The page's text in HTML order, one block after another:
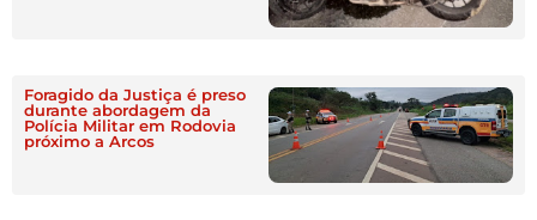
Foragido da Justiça é preso
durante abordagem da
Polícia Militar em Rodovia
próximo a Arcos